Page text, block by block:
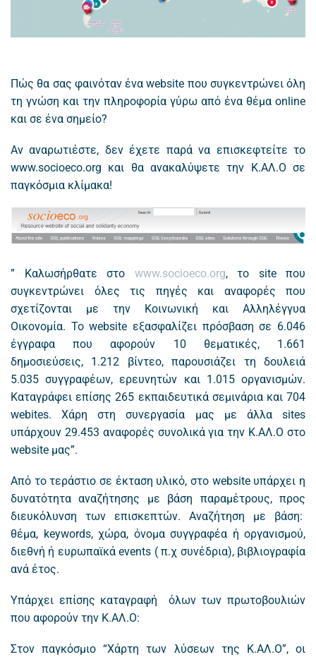
Πώς θα σας φαινόταν ένα website που συγκεντρώνει όλη
τη γνώση και την πληροφορία γύρω από ένα θέμα online
και σε ένα σημείο?
Aν αναρωτιέστε, δεν έχετε παρά να επισκεφτείτε το
www.socioeco.org και θα ανακαλύψετε την Κ.ΑΛ.Ο σε
παγκόσμια κλίμακα!
” Καλωσήρθατε στο www.socioeco.org, το site που
συγκεντρώνει όλες τις πηγές και αναφορές που
σχετίζονται με την Κοινωνική και Αλληλέγγυα
Οικονομία. Το website εξασφαλίζει πρόσβαση σε 6.046
έγγραφα που αφορούν 10 θεματικές, 1.661
δημοσιεύσεις, 1.212 βίντεο, παρουσιάζει τη δουλειά
5.035 συγγραφέων, ερευνητών και 1.015 οργανισμών.
Καταγράφει επίσης 265 εκπαιδευτικά σεμινάρια και 704
webites. Χάρη στη συνεργασία μας με άλλα sites
υπάρχουν 29.453 αναφορές συνολικά για την Κ.ΑΛ.Ο στο
website μας”.
Από το τεράστιο σε έκταση υλικό, στο website υπάρχει η
δυνατότητα αναζήτησης με βάση παραμέτρους, προς
διευκόλυνση των επισκεπτών. Αναζήτηση με βάση:
θέμα, keywords, χώρα, όνομα συγγραφέα ή οργανισμού,
διεθνή ή ευρωπαϊκά events ( π.χ συνέδρια), βιβλιογραφία
ανά έτος.
Yπάρχει επίσης καταγραφή όλων των πρωτοβουλιών
που αφορούν την Κ.ΑΛ.Ο:
Στον παγκόσμιο “Χάρτη των λύσεων της Κ.ΑΛ.Ο”, οι